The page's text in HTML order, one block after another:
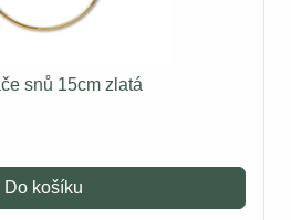
snů 15cm zlatá
Do košíku